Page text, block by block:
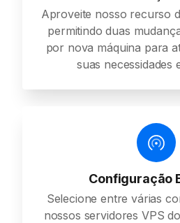
Aproveite nosso recurso
permitindo duas
por nova máquina para
suas necessidades
Configuração
Selecione entre várias
nossos servidores VPS